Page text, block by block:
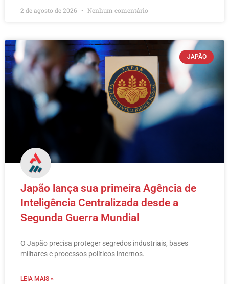
2 de agosto de 2026 Nenhum comentário
JAPÃO
Japão lança sua primeira Agência de
Inteligência Centralizada desde a
Segunda Guerra Mundial
O Japão precisa proteger segredos industriais, bases
militares e processos políticos internos.
LEIA MAIS »